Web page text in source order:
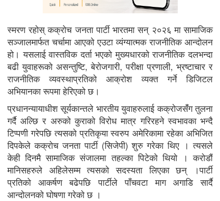
स्मरण रहोस् कक्रोच जनता पार्टी भारतमा सन् २०२६ मा सामाजिक
सञ्जालमार्फत चर्चामा आएको एउटा व्यंग्यात्मक राजनीतिक आन्दोलन
हो। यसलाई वास्तविक दर्ता भएको मुख्यधारको राजनीतिक दलभन्दा
बढी युवाहरूको असन्तुष्टि, बेरोजगारी, परीक्षा प्रणाली, भ्रष्टाचार र
राजनीतिक व्यवस्थाप्रतिको आक्रोश व्यक्त गर्ने डिजिटल
अभियानका रूपमा हेरिएको छ।
प्रधानन्यायाधीश सूर्यकान्तले भारतीय युवाहरुलाई कक्रोजसंँग तुलना
गर्दै अल्छि र अरुको कुराको विरोध मात्र गरिरहने स्वभावका भन्दै
टिप्पणी गरेपछि त्यसको प्रतिकृया स्वरुप अमेरिकामा रहेका अभिजित
दिपकेले कक्रोच जनता पार्टी (सिजेपी) शुरु गरेका थिए । त्यसले
केही दिनमै सामाजिक संजालमा तहल्का पिटेको थियो । करोडौं
मानिसहरुले अहिलेसम्म त्यसको सदस्यता लिएका छन् ।पार्टी
प्रतिको आकर्षण बढेपछि पार्टीले पाँचवटा माग अगाडि सार्दै
आन्दोलनको घोषणा गरेको छ ।